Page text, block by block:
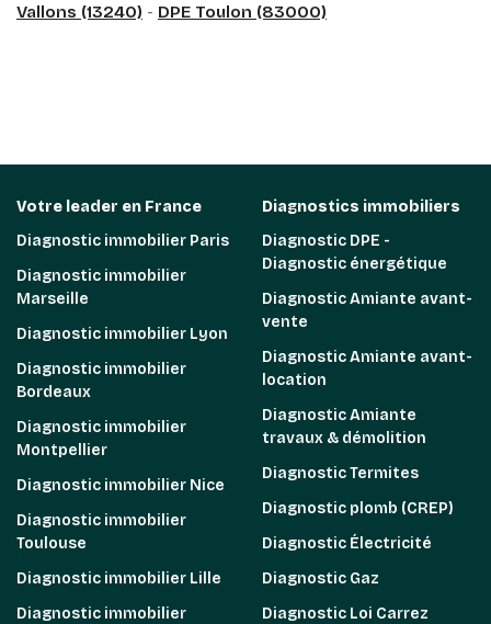
Vallons (13240) - DPE Toulon (83000)
Votre leader en France
Diagnostic immobilier Paris
Diagnostic immobilier
Marseille
Diagnostic immobilier Lyon
Diagnostic immobilier
Bordeaux
Diagnostic immobilier
Montpellier
Diagnostic immobilier Nice
Diagnostic immobilier
Toulouse
Diagnostic immobilier Lille
Diagnostic immobilier
Diagnostics immobiliers
Diagnostic DPE -
Diagnostic énergétique
Diagnostic Amiante avant-
vente
Diagnostic Amiante avant-
location
Diagnostic Amiante
travaux & démolition
Diagnostic Termites
Diagnostic plomb (CREP)
Diagnostic Électricité
Diagnostic Gaz
Diagnostic Loi Carrez